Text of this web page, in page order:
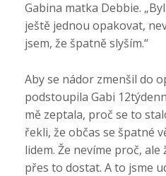
Gabina matka Debbie.
ještě jednou opakovat,
jsem, že špatně slyším.“
Aby se nádor zmenšil do
podstoupila Gabi
mě zeptala, proč se to
řekli, že občas se špatné
lidem. Že nevíme proč, ale
přes to dostat. A to jsme